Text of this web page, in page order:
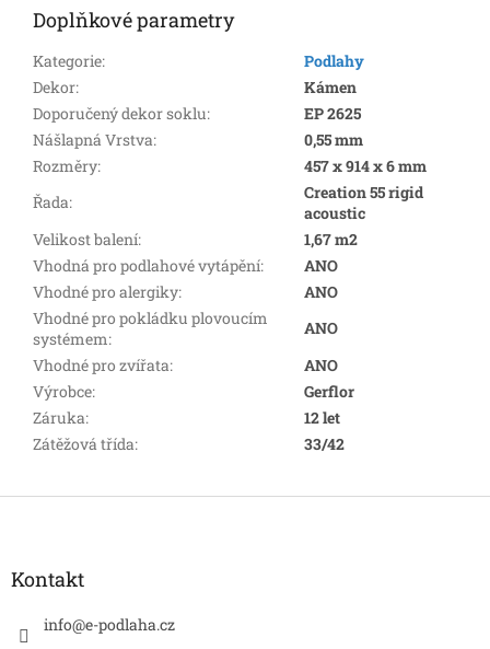
Doplňkové parametry
Kategorie:
Podlahy
Dekor:
Kámen
Doporučený dekor soklu:
EP 2625
Nášlapná Vrstva:
0,55 mm
Rozměry:
457 x 914 x 6 mm
Řada:
Creation 55 rigid
acoustic
Velikost balení:
1,67 m2
Vhodná pro podlahové vytápění:
ANO
Vhodné pro alergiky:
ANO
Vhodné pro pokládku plovoucím
systémem:
ANO
Vhodné pro zvířata:
ANO
Výrobce:
Gerflor
Záruka:
12 let
Zátěžová třída: 33/42
Z
Kontakt
info@e-podlaha.cz